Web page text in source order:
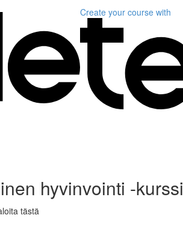
Create your course with
hyvinvointi -kurssi
tästä